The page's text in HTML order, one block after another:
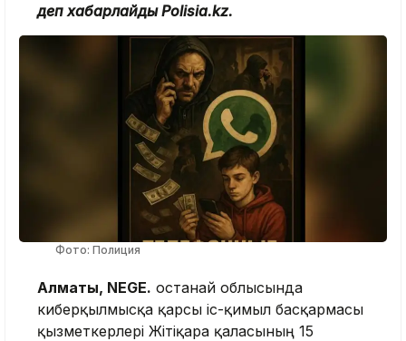
деп хабарлайды Polisia.kz.
Фото: Полиция
Алматы, NEGE. Қостанай облысында
киберқылмысқа қарсы іс-қимыл басқармасы
қызметкерлері Жітіқара қаласының 15